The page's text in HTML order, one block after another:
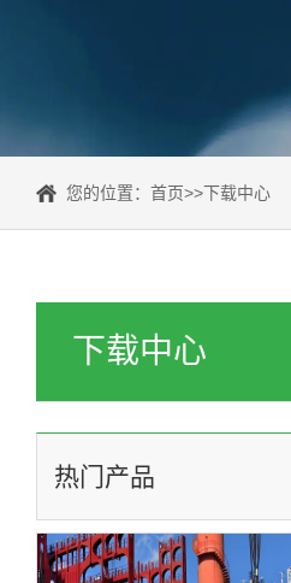
您的位置： 首页>>下载中心
下载中心
热门产品